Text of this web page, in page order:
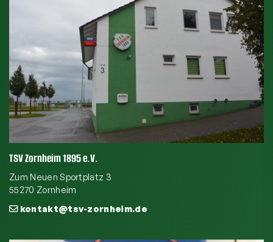
TSV Zornheim 1895 e.V.
Zum Neuen Sportplatz 3
55270 Zornheim
kontakt@tsv-zornheim.de